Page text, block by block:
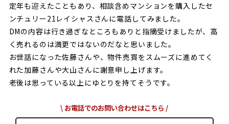
定年も迎えたこともあり、相談含めマンションを購入したセ
ンチュリー21レイシャスさんに電話してみました。
DMの内容は行き過ぎなところもありと指摘受けましたが、高
く売れるのは満更ではないのだなと思いました。
お世話になった佐藤さんや、物件売買をスムーズに進めてく
れた加藤さんや大山さんに謝意申し上げます。
老後は思っている以上にゆとりを持てそうです。
お電話でのお問い合わせはこちら